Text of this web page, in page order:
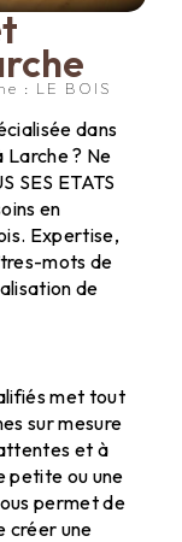
: LE BOIS
dans
Larche ? Ne
SES ETATS
en
Expertise,
mots de
de
met tout
sur mesure
et à
petite ou une
permet de
créer une